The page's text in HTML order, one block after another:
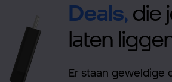
Deals, die
laten
Er staan geweldige